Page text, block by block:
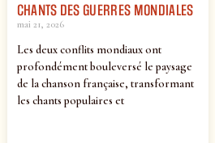
CHANTS DES GUERRES MONDIALES
mai 21, 2026
Les deux conflits mondiaux ont
profondément bouleversé le paysage
de la chanson française, transformant
les chants populaires et